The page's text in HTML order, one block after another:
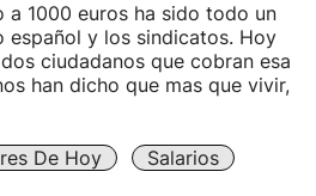
a 1000 euros ha sido todo un
español y los sindicatos. Hoy
ciudadanos que cobran esa
han dicho que mas que vivir,
De Hoy Salarios